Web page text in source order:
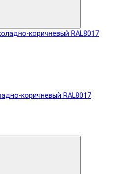
коричневый RAL8017